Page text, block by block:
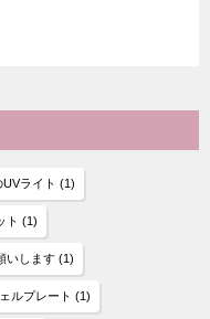
ライト (1)
ト (1)
いします (1)
ルプレート (1)